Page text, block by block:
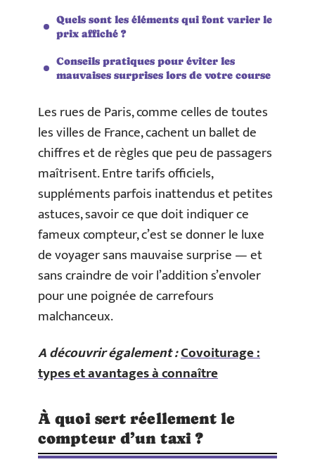
Quels sont les éléments qui font varier le
prix affiché ?
Conseils pratiques pour éviter les
mauvaises surprises lors de votre course
Les rues de Paris, comme celles de toutes
les villes de France, cachent un ballet de
chiffres et de règles que peu de passagers
maîtrisent. Entre tarifs officiels,
suppléments parfois inattendus et petites
astuces, savoir ce que doit indiquer ce
fameux compteur, c’est se donner le luxe
de voyager sans mauvaise surprise — et
sans craindre de voir l’addition s’envoler
pour une poignée de carrefours
malchanceux.
A découvrir également :Covoiturage :
types et avantages à connaître
À quoi sert réellement le
compteur d’un taxi ?